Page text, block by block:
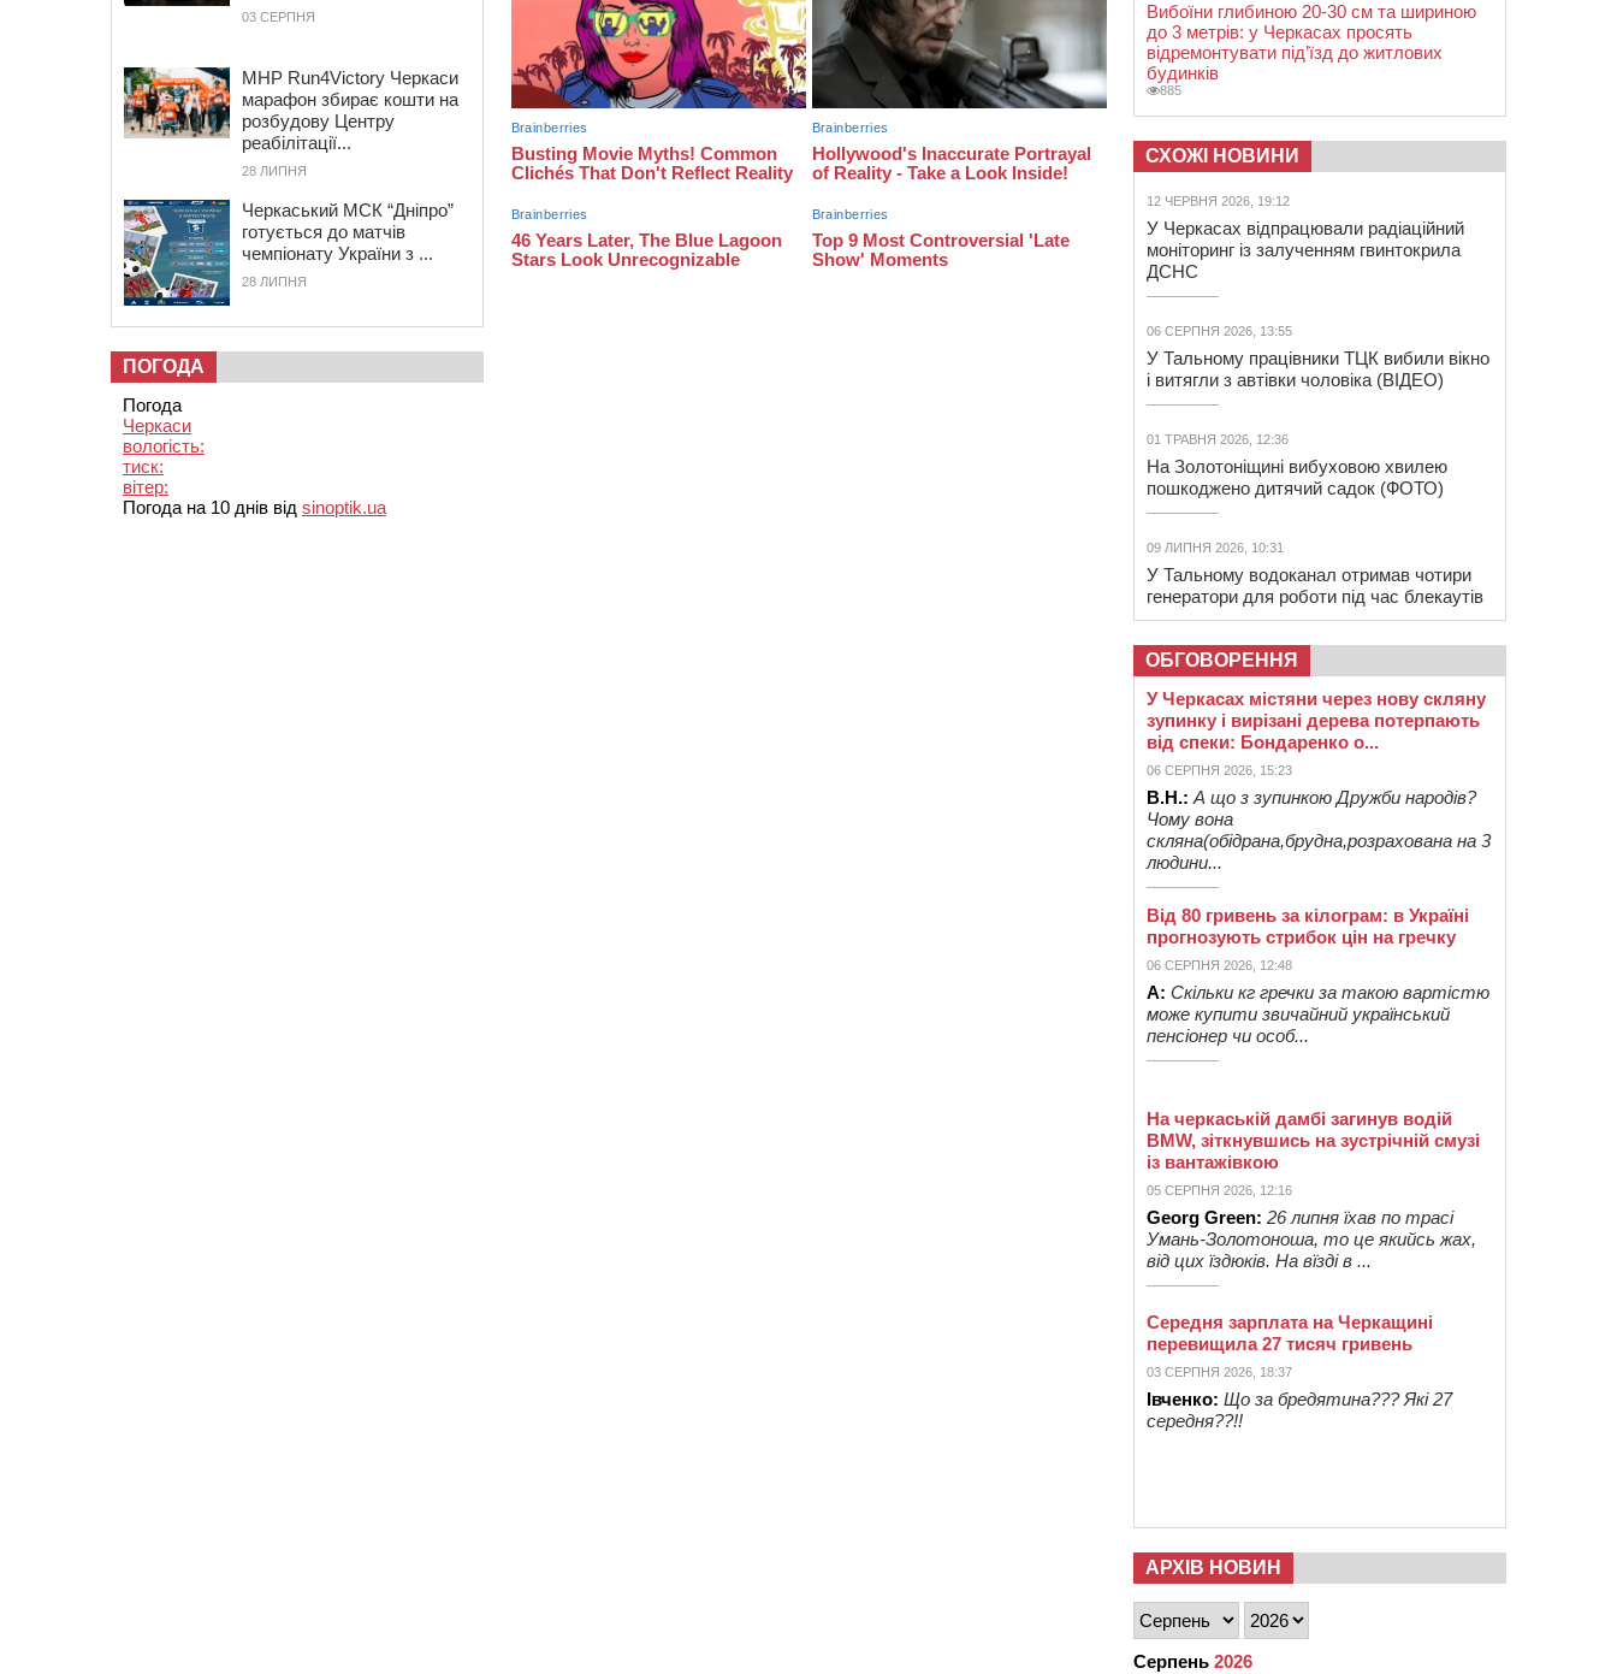
03 СЕРПНЯ
MHP Run4Victory Черкаси
марафон збирає кошти на
розбудову Центру
реабілітації...
28 ЛИПНЯ
Черкаський МСК “Дніпро”
готується до матчів
чемпіонату України з ...
28 ЛИПНЯ
ПОГОДА
Погода
Черкаси
вологість:
тиск:
вітер:
Погода на 10 днів від sinoptik.ua
Вибоїни глибиною 20-30 см та шириною
до 3 метрів: у Черкасах просять
відремонтувати під’їзд до житлових
будинків
885
СХОЖІ НОВИНИ
12 ЧЕРВНЯ 2026, 19:12
У Черкасах відпрацювали радіаційний
моніторинг із залученням гвинтокрила
ДСНС
06 СЕРПНЯ 2026, 13:55
У Тальному працівники ТЦК вибили вікно
і витягли з автівки чоловіка (ВІДЕО)
01 ТРАВНЯ 2026, 12:36
На Золотоніщині вибуховою хвилею
пошкоджено дитячий садок (ФОТО)
09 ЛИПНЯ 2026, 10:31
У Тальному водоканал отримав чотири
генератори для роботи під час блекаутів
ОБГОВОРЕННЯ
У Черкасах містяни через нову скляну
зупинку і вирізані дерева потерпають
від спеки: Бондаренко о...
06 СЕРПНЯ 2026, 15:23
В.Н.: А що з зупинкою Дружби народів?
Чому вона
скляна(обідрана,брудна,розрахована на 3
людини...
Від 80 гривень за кілограм: в Україні
прогнозують стрибок цін на гречку
06 СЕРПНЯ 2026, 12:48
А: Скільки кг гречки за такою вартістю
може купити звичайний український
пенсіонер чи особ...
На черкаській дамбі загинув водій
BMW, зіткнувшись на зустрічній смузі
із вантажівкою
05 СЕРПНЯ 2026, 12:16
Georg Green: 26 липня їхав по трасі
Умань-Золотоноша, то це якийсь жах,
від цих їздюків. На вїзді в ...
Середня зарплата на Черкащині
перевищила 27 тисяч гривень
03 СЕРПНЯ 2026, 18:37
Івченко: Що за бредятина??? Які 27
середня??!!
АРХІВ НОВИН
Серпень 2026